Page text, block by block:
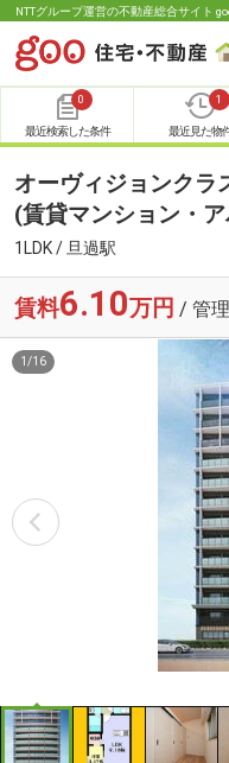
NTTグループ運営の不動産総合サイト
0
最近検索した条件
1
最近見た物
オーヴィジョンクラ
(賃貸マンション・
1LDK / 旦過駅
賃料6.10万円 / 管
1 /16